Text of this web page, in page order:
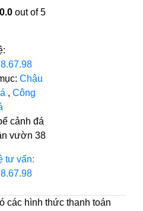
0.0 out of 5
Chậu
,Công
cảnh đá
vườn 38
tư vấn:
các hình thức thanh toán